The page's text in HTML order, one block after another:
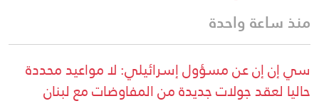
منذ ساعة واحدة
سي إن إن عن مسؤول إسرائيلي: لا مواعيد محددة
حاليا لعقد جولات جديدة من المفاوضات مع لبنان